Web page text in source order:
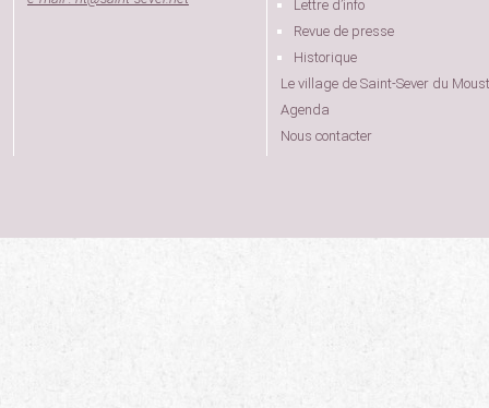
Lettre d’info
Revue de presse
Historique
Le village de Saint-Sever du
Agenda
Nous contacter